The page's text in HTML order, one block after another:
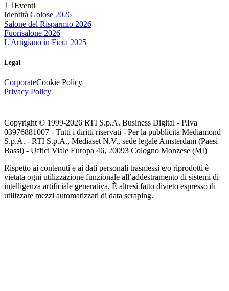
Eventi
Identità Golose 2026
Salone del Risparmio 2026
Fuorisalone 2026
L'Artigiano in Fiera 2025
Legal
CorporateCookie Policy
Privacy Policy
Copyright © 1999-2026 RTI S.p.A. Business Digital - P.Iva
03976881007 - Tutti i diritti riservati - Per la pubblicità Mediamond
S.p.A. - RTI S.p.A., Mediaset N.V., sede legale Amsterdam (Paesi
Bassi) - Uffici Viale Europa 46, 20093 Cologno Monzese (MI)
Rispetto ai contenuti e ai dati personali trasmessi e/o riprodotti è
vietata ogni utilizzazione funzionale all’addestramento di sistemi di
intelligenza artificiale generativa. È altresì fatto divieto espresso di
utilizzare mezzi automatizzati di data scraping.